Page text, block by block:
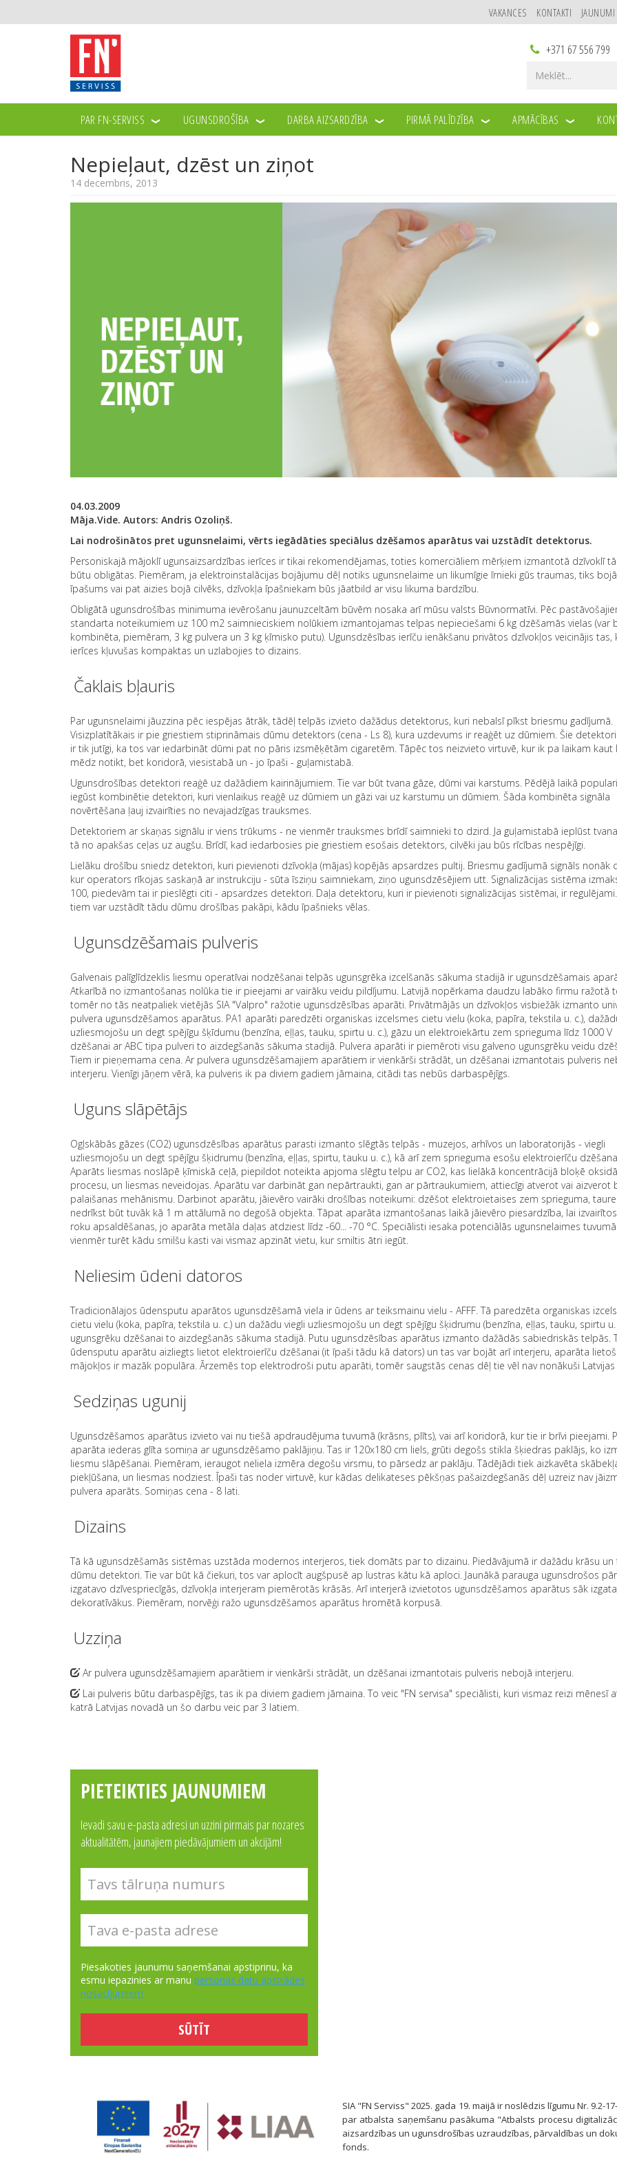
VAKANCES KONTAKTI JAUNUMI
+371 67 556 799
PAR FN-SERVISS UGUNSDROŠĪBA DARBA AIZSARDZĪBA PIRMĀ PALĪDZĪBA APMĀCĪBAS
>> JAUNUMI >> NEPIEĻAUT, DZĒST UN ZIŅOT
Nepieļaut, dzēst un ziņot
14 decembris, 2013
04.03.2009
Māja.Vide. Autors: Andris Ozoliņš.
Lai nodrošinātos pret ugunsnelaimi, vērts iegādāties speciālus dzēšamos aparātus vai uzstādīt detektorus.
Personiskajā mājoklī ugunsaizsardzības ierīces ir tikai rekomendējamas, toties komerciāliem mērķiem izmantotā dzīvoklī
būtu obligātas. Piemēram, ja elektroinstalācijas bojājumu dēļ notiks ugunsnelaime un likumīgie īrnieki gūs traumas, tiks
īpašums vai pat aizies bojā cilvēks, dzīvokļa īpašniekam būs jāatbild ar visu likuma bardzību.
Obligātā ugunsdrošības minimuma ievērošanu jaunuzceltām būvēm nosaka arī mūsu valsts Būvnormatīvi. Pēc
standarta noteikumiem uz 100 m2 saimnieciskiem nolūkiem izmantojamas telpas nepieciešami 6 kg dzēšamās vielas (var
kombinēta, piemēram, 3 kg pulvera un 3 kg ķīmisko putu). Ugunsdzēsības ierīču ienākšanu privātos dzīvokļos veicinājis tas,
ierīces kļuvušas kompaktas un uzlabojies to dizains.
Čaklais bļauris
Par ugunsnelaimi jāuzzina pēc iespējas ātrāk, tādēļ telpās izvieto dažādus detektorus, kuri nebalsī pīkst briesmu gadījumā.
Visizplatītākais ir pie griestiem stiprināmais dūmu detektors (cena - Ls 8), kura uzdevums ir reaģēt uz dūmiem. Šie
ir tik jutīgi, ka tos var iedarbināt dūmi pat no pāris izsmēķētām cigaretēm. Tāpēc tos neizvieto virtuvē, kur ik pa laikam kaut
mēdz notikt, bet koridorā, viesistabā un - jo īpaši - guļamistabā.
Ugunsdrošības detektori reaģē uz dažādiem kairinājumiem. Tie var būt tvana gāze, dūmi vai karstums. Pēdējā laikā
iegūst kombinētie detektori, kuri vienlaikus reaģē uz dūmiem un gāzi vai uz karstumu un dūmiem. Šāda kombinēta signāla
novērtēšana ļauj izvairīties no nevajadzīgas trauksmes.
Detektoriem ar skaņas signālu ir viens trūkums - ne vienmēr trauksmes brīdī saimnieki to dzird. Ja guļamistabā ieplūst
tā no apakšas ceļas uz augšu. Brīdī, kad iedarbosies pie griestiem esošais detektors, cilvēki jau būs rīcības nespējīgi.
Lielāku drošību sniedz detektori, kuri pievienoti dzīvokļa (mājas) kopējās apsardzes pultij. Briesmu gadījumā signāls nonāk
kur operators rīkojas saskaņā ar instrukciju - sūta īsziņu saimniekam, ziņo ugunsdzēsējiem utt. Signalizācijas sistēma
100, piedevām tai ir pieslēgti citi - apsardzes detektori. Daļa detektoru, kuri ir pievienoti signalizācijas sistēmai, ir
tiem var uzstādīt tādu dūmu drošības pakāpi, kādu īpašnieks vēlas.
Ugunsdzēšamais pulveris
Galvenais palīglīdzeklis liesmu operatīvai nodzēšanai telpās ugunsgrēka izcelšanās sākuma stadijā ir ugunsdzēšamais
Atkarībā no izmantošanas nolūka tie ir pieejami ar vairāku veidu pildījumu. Latvijā nopērkama daudzu labāko firmu ražotā
tomēr no tās neatpaliek vietējās SIA "Valpro" ražotie ugunsdzēsības aparāti. Privātmājās un dzīvokļos visbiežāk izmanto
pulvera ugunsdzēšamos aparātus. PA1 aparāti paredzēti organiskas izcelsmes cietu vielu (koka, papīra, tekstila u. c.),
uzliesmojošu un degt spējīgu šķīdumu (benzīna, eļļas, tauku, spirtu u. c.), gāzu un elektroiekārtu zem sprieguma līdz 1000 V
dzēšanai ar ABC tipa pulveri to aizdegšanās sākuma stadijā. Pulvera aparāti ir piemēroti visu galveno ugunsgrēku veidu
Tiem ir pieņemama cena. Ar pulvera ugunsdzēšamajiem aparātiem ir vienkārši strādāt, un dzēšanai izmantotais pulveris
interjeru. Vienīgi jāņem vērā, ka pulveris ik pa diviem gadiem jāmaina, citādi tas nebūs darbaspējīgs.
Uguns slāpētājs
Ogļskābās gāzes (CO2) ugunsdzēsības aparātus parasti izmanto slēgtās telpās - muzejos, arhīvos un laboratorijās - viegli
uzliesmojošu un degt spējīgu šķidrumu (benzīna, eļļas, spirtu, tauku u. c.), kā arī zem sprieguma esošu elektroierīču
Aparāts liesmas noslāpē ķīmiskā ceļā, piepildot noteikta apjoma slēgtu telpu ar CO2, kas lielākā koncentrācijā bloķē
procesu, un liesmas neveidojas. Aparātu var darbināt gan nepārtraukti, gan ar pārtraukumiem, attiecīgi atverot vai aizverot
palaišanas mehānismu. Darbinot aparātu, jāievēro vairāki drošības noteikumi: dzēšot elektroietaises zem sprieguma,
nedrīkst būt tuvāk kā 1 m attālumā no degošā objekta. Tāpat aparāta izmantošanas laikā jāievēro piesardzība, lai
roku apsaldēšanas, jo aparāta metāla daļas atdziest līdz -60... -70 °C. Speciālisti iesaka potenciālās ugunsnelaimes tuvumā
vienmēr turēt kādu smilšu kasti vai vismaz apzināt vietu, kur smiltis ātri iegūt.
Neliesim ūdeni datoros
Tradicionālajos ūdensputu aparātos ugunsdzēšamā viela ir ūdens ar teiksmainu vielu - AFFF. Tā paredzēta organiskas
cietu vielu (koka, papīra, tekstila u. c.) un dažādu viegli uzliesmojošu un degt spējīgu šķidrumu (benzīna, eļļas, tauku, spirtu u.
ugunsgrēku dzēšanai to aizdegšanās sākuma stadijā. Putu ugunsdzēsības aparātus izmanto dažādās sabiedriskās telpās.
ūdensputu aparātu aizliegts lietot elektroierīču dzēšanai (it īpaši tādu kā dators) un tas var bojāt arī interjeru, aparāta
mājokļos ir mazāk populāra. Ārzemēs top elektrodroši putu aparāti, tomēr saugstās cenas dēļ tie vēl nav nonākuši Latvijas
Sedziņas ugunij
Ugunsdzēšamos aparātus izvieto vai nu tiešā apdraudējuma tuvumā (krāsns, plīts), vai arī koridorā, kur tie ir brīvi pieejami.
aparāta iederas glīta somiņa ar ugunsdzēšamo paklājiņu. Tas ir 120x180 cm liels, grūti degošs stikla šķiedras paklājs, ko
liesmu slāpēšanai. Piemēram, ieraugot neliela izmēra degošu virsmu, to pārsedz ar paklāju. Tādējādi tiek aizkavēta
piekļūšana, un liesmas nodziest. Īpaši tas noder virtuvē, kur kādas delikateses pēkšņas pašaizdegšanās dēļ uzreiz nav
pulvera aparāts. Somiņas cena - 8 lati.
Dizains
Tā kā ugunsdzēšamās sistēmas uzstāda modernos interjeros, tiek domāts par to dizainu. Piedāvājumā ir dažādu krāsu un
dūmu detektori. Tie var būt kā čiekuri, tos var aplocīt augšpusē ap lustras kātu kā aploci. Jaunākā parauga ugunsdrošos
izgatavo dzīvespriecīgās, dzīvokļa interjeram piemērotās krāsās. Arī interjerā izvietotos ugunsdzēšamos aparātus sāk
dekoratīvākus. Piemēram, norvēģi ražo ugunsdzēšamos aparātus hromētā korpusā.
Uzziņa
Ar pulvera ugunsdzēšamajiem aparātiem ir vienkārši strādāt, un dzēšanai izmantotais pulveris nebojā interjeru.
Lai pulveris būtu darbaspējīgs, tas ik pa diviem gadiem jāmaina. To veic "FN servisa" speciālisti, kuri vismaz reizi mēnesī
katrā Latvijas novadā un šo darbu veic par 3 latiem.
PIETEIKTIES JAUNUMIEM
Ievadi savu e-pasta adresi un uzzini pirmais par nozares
aktualitātēm, jaunajiem piedāvājumiem un akcijām!
Piesakoties jaunumu saņemšanai apstiprinu, ka
esmu iepazinies ar manu personas datu apstrādes
nosacījumiem
SIA "FN Serviss" 2025. gada 19. maijā ir noslēdzis līgumu Nr. 9.2-
par atbalsta saņemšanu pasākuma "Atbalsts procesu
aizsardzības un ugunsdrošības uzraudzības, pārvaldības un
fonds.